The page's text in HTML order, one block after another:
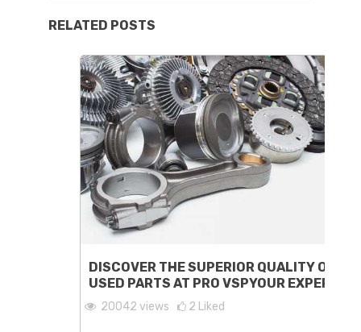
RELATED POSTS
DISCOVER THE SUPERIOR QUALITY OF
USED PARTS AT PRO VSPYOUR EXPERT
20042 views 2 Liked